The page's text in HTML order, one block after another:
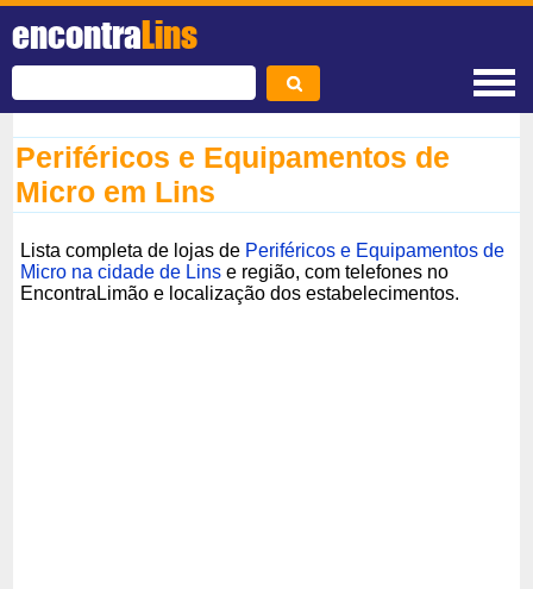
encontraLins
Periféricos e Equipamentos de
Micro em Lins
Lista completa de lojas de Periféricos e Equipamentos de
Micro na cidade de Lins e região, com telefones no
EncontraLimão e localização dos estabelecimentos.